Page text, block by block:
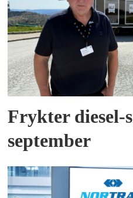
Frykter diesel-
september